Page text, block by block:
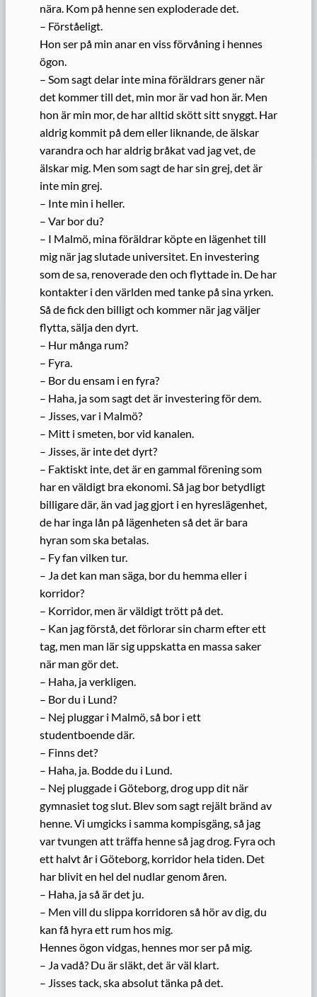
nära. Kom på henne sen exploderade det.
– Förståeligt.
Hon ser på min anar en viss förvåning i hennes
ögon.
– Som sagt delar inte mina föräldrars gener när
det kommer till det, min mor är vad hon är. Men
hon är min mor, de har alltid skött sitt snyggt. Har
aldrig kommit på dem eller liknande, de älskar
varandra och har aldrig bråkat vad jag vet, de
älskar mig. Men som sagt de har sin grej, det är
inte min grej.
– Inte min i heller.
– Var bor du?
– I Malmö, mina föräldrar köpte en lägenhet till
mig när jag slutade universitet. En investering
som de sa, renoverade den och flyttade in. De har
kontakter i den världen med tanke på sina yrken.
Så de fick den billigt och kommer när jag väljer
flytta, sälja den dyrt.
– Hur många rum?
– Fyra.
– Bor du ensam i en fyra?
– Haha, ja som sagt det är investering för dem.
– Jisses, var i Malmö?
– Mitt i smeten, bor vid kanalen.
– Jisses, är inte det dyrt?
– Faktiskt inte, det är en gammal förening som
har en väldigt bra ekonomi. Så jag bor betydligt
billigare där, än vad jag gjort i en hyreslägenhet,
de har inga lån på lägenheten så det är bara
hyran som ska betalas.
– Fy fan vilken tur.
– Ja det kan man säga, bor du hemma eller i
korridor?
– Korridor, men är väldigt trött på det.
– Kan jag förstå, det förlorar sin charm efter ett
tag, men man lär sig uppskatta en massa saker
när man gör det.
– Haha, ja verkligen.
– Bor du i Lund?
– Nej pluggar i Malmö, så bor i ett
studentboende där.
– Finns det?
– Haha, ja. Bodde du i Lund.
– Nej pluggade i Göteborg, drog upp dit när
gymnasiet tog slut. Blev som sagt rejält bränd av
henne. Vi umgicks i samma kompisgäng, så jag
var tvungen att träffa henne så jag drog. Fyra och
ett halvt år i Göteborg, korridor hela tiden. Det
har blivit en hel del nudlar genom åren.
– Haha, ja så är det ju.
– Men vill du slippa korridoren så hör av dig, du
kan få hyra ett rum hos mig.
Hennes ögon vidgas, hennes mor ser på mig.
– Ja vadå? Du är släkt, det är väl klart.
– Jisses tack, ska absolut tänka på det.